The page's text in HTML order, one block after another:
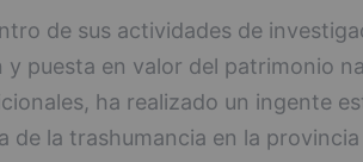
de sus actividades de
puesta en valor del patrimonio
ha realizado un ingente
de la trashumancia en la provincia